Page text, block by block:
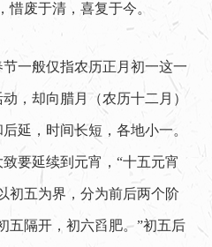
惜废于清，喜复于今。
般仅指农历正月初一这一
，却向腊月（农历十二月）
延，时间长短，各地小一。
要延续到元宵，“十五元宵
初五为界，分为前后两个阶
五隔开，初六舀肥。”初五后